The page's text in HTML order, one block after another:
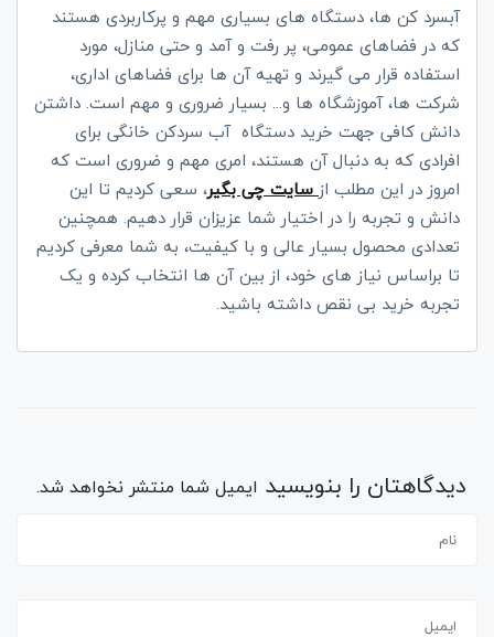
آبسرد کن ها، دستگاه های بسیاری مهم و پرکاربردی هستند
که در فضاهای عمومی، پر رفت و آمد و حتی منازل، مورد
استفاده قرار می گیرند و تهیه آن ها برای فضاهای اداری،
شرکت ها، آموزشگاه ها و... بسیار ضروری و مهم است. داشتن
دانش کافی جهت خرید دستگاه آب سردکن خانگی برای
افرادی که به دنبال آن هستند، امری مهم و ضروری است که
امروز در این مطلب از سایت چی بگیر، سعی کردیم تا این
دانش و تجربه را در اختیار شما عزیزان قرار دهیم. همچنین
تعدادی محصول بسیار عالی و با کیفیت، به شما معرفی کردیم
تا براساس نیاز های خود، از بین آن ها انتخاب کرده و یک
تجربه خرید بی نقص داشته باشید.
دیدگاهتان را بنویسید ایمیل شما منتشر نخواهد شد.